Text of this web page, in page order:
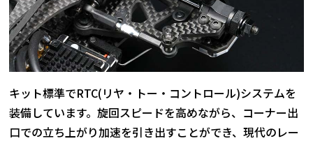
キット標準でRTC(リヤ・トー・コントロール)システムを
装備しています。旋回スピードを高めながら、コーナー出
口での立ち上がり加速を引き出すことができ、現代のレー